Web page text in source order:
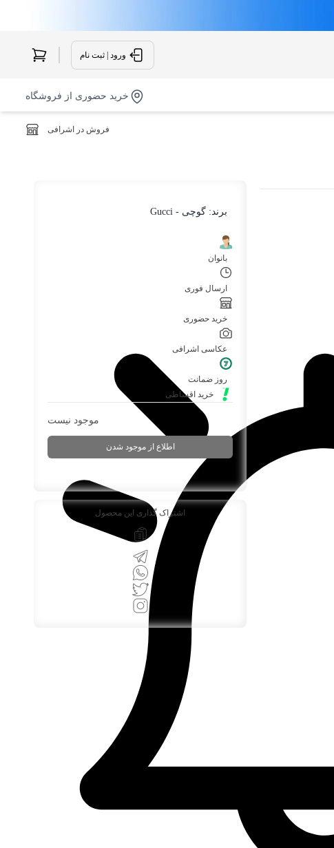
ورود | ثبت نام
خرید حضوری از فروشگاه
فروش در اشرافی
برند: گوچی - Gucci
بانوان
ارسال فوری
خرید حضوری
عکاسی اشرافی
روز ضمانت
خرید اقساطی
موجود نیست
اطلاع از موجود شدن
اشتراک گذاری این محصول